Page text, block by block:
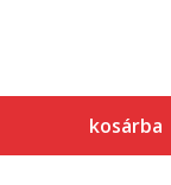
kosárba